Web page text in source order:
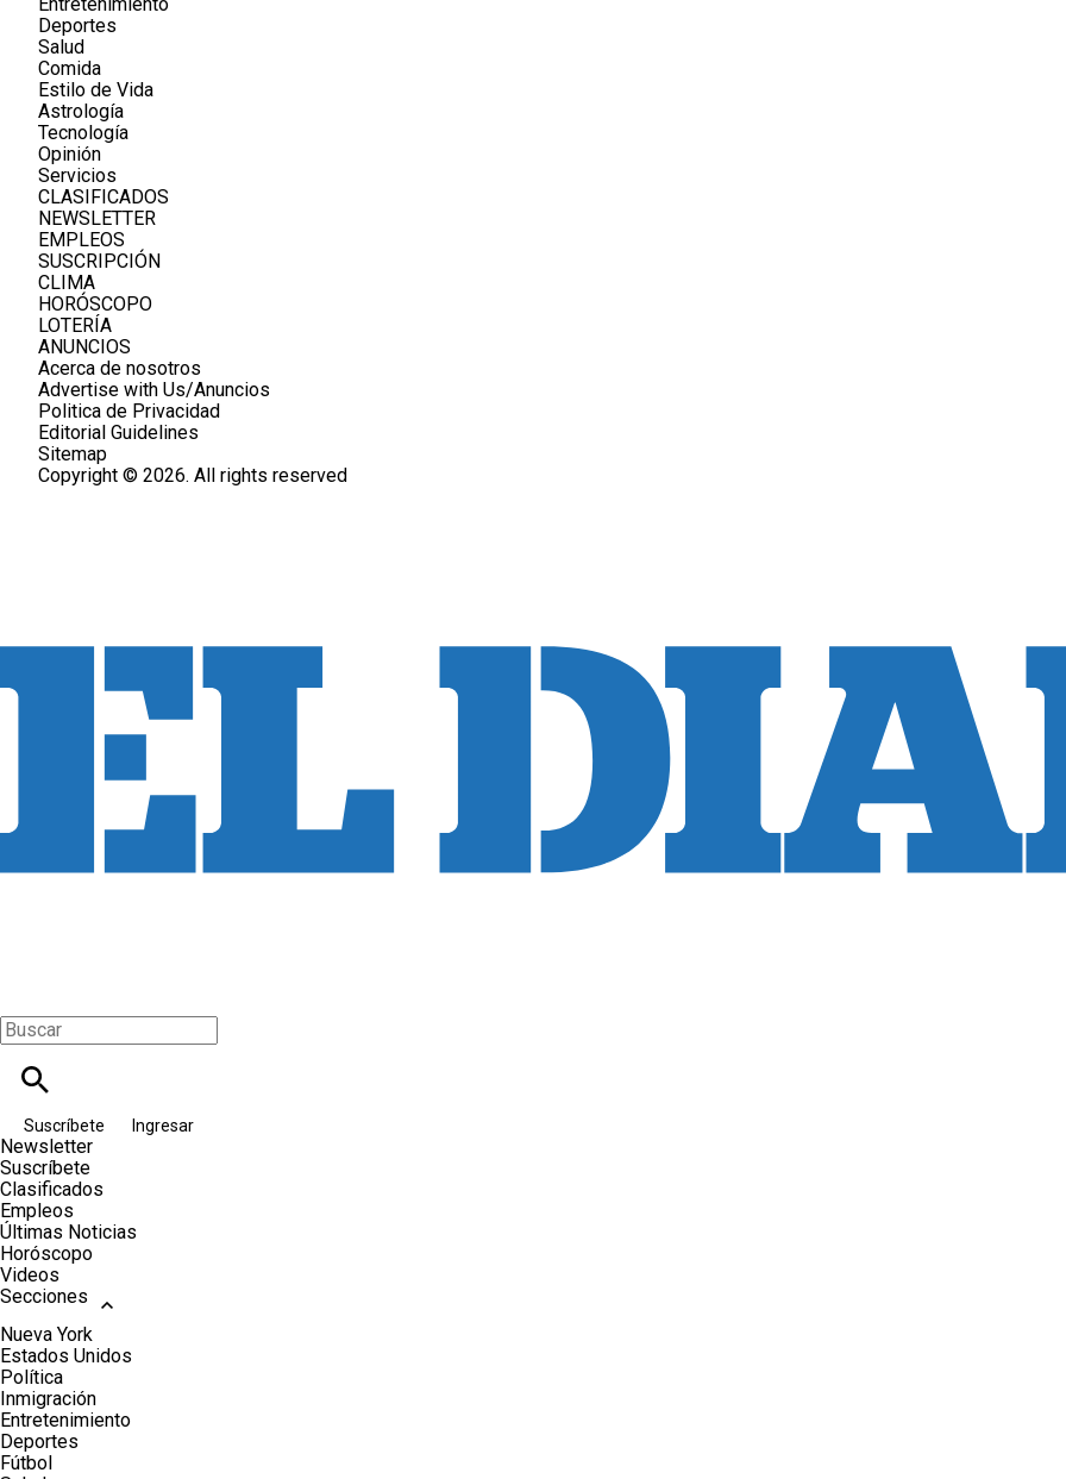
Entretenimiento
Deportes
Salud
Comida
Estilo de Vida
Astrología
Tecnología
Opinión
Servicios
CLASIFICADOS
NEWSLETTER
EMPLEOS
SUSCRIPCIÓN
CLIMA
HORÓSCOPO
LOTERÍA
ANUNCIOS
Acerca de nosotros
Advertise with Us/Anuncios
Politica de Privacidad
Editorial Guidelines
Sitemap
Copyright © 2026. All rights reserved
Suscríbete Ingresar
Newsletter
Suscríbete
Clasificados
Empleos
Últimas Noticias
Horóscopo
Videos
Secciones
Nueva York
Estados Unidos
Política
Inmigración
Entretenimiento
Deportes
Fútbol